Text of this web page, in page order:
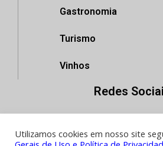
Gastronomia
Turismo
Vinhos
Redes
Utilizamos cookies em nosso site